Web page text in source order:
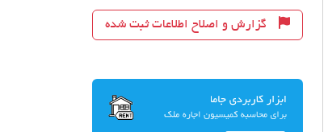
گزارش و اصلاح اطلاعات ثبت شده